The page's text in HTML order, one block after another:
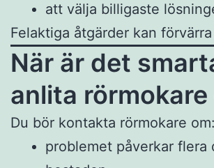
att välja billigaste
Felaktiga åtgärder kan
När är det
anlita
Du bör kontakta rörmokare om:
problemet påverkar flera